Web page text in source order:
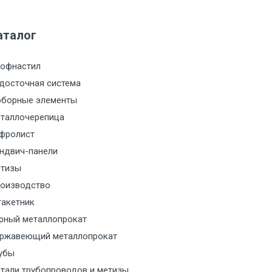
за МКАД
за МКАД
за МКАД
за МКАД
за МКАД
за МКАД
с транспортным
с транспортным
система
элементы
панели
металлопрокат
металлопрокат